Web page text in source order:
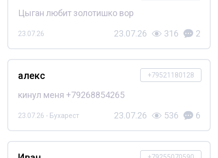
Цыган любит золотишко вор
23.07.26 23.07.26 316 2
+79521180128
алекс
кинул меня +79268854265
23.07.26 - Бухарест 23.07.26 536 6